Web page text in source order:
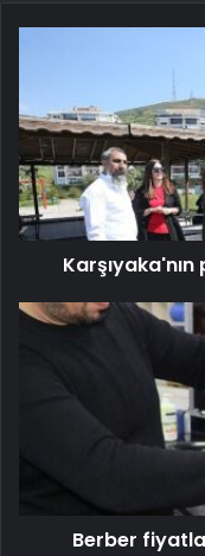
Berber